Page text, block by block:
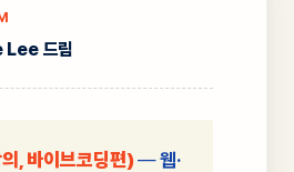
Lee 드림
, 바이브코딩편)—웹·